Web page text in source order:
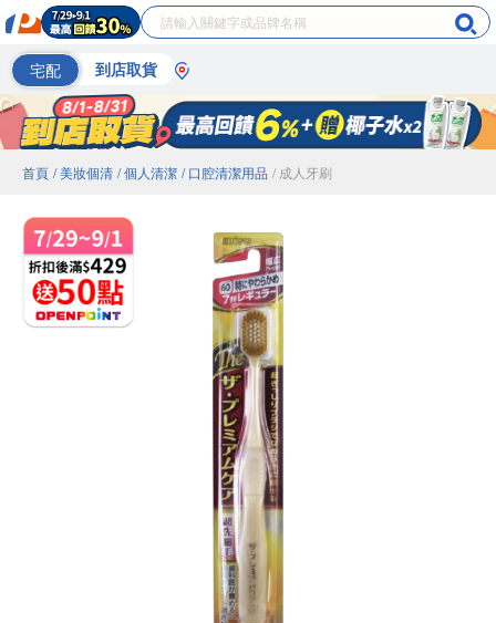
宅配 到店取貨
首頁 / 美妝個清 / 個人清潔 / 口腔清潔用品 / 成人牙刷